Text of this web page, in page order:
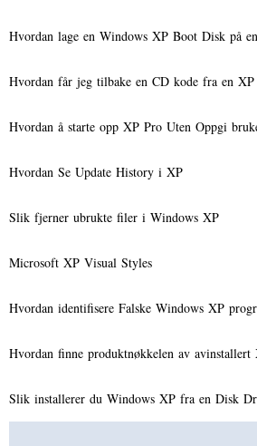
Hvordan lage en Windows XP Boot Disk på
Hvordan får jeg tilbake en CD kode fra en
Hvordan å starte opp XP Pro Uten Oppgi
Hvordan Se Update History i XP
Slik fjerner ubrukte filer i Windows XP
Microsoft XP Visual Styles
Hvordan identifisere Falske Windows XP
Hvordan finne produktnøkkelen av avinstallert
Slik installerer du Windows XP fra en Disk